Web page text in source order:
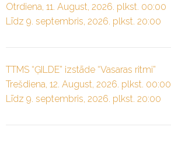
Otrdiena, 11. August, 2026. plkst. 00:00
Līdz 9. septembris, 2026. plkst. 20:00
TTMS “ĢILDE” izstāde “Vasaras ritmi”
Trešdiena, 12. August, 2026. plkst. 00:00
Līdz 9. septembris, 2026. plkst. 20:00